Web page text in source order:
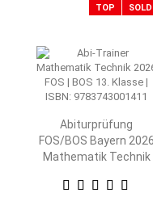
TOP
Abiturprüfung
FOS/BOS Bayern 2026
Mathematik Technik